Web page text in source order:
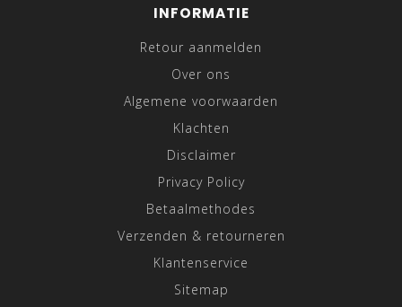
INFORMATIE
Retour aanmelden
Over ons
Algemene voorwaarden
Klachten
Disclaimer
Privacy Policy
Betaalmethodes
Verzenden & retourneren
Klantenservice
Sitemap